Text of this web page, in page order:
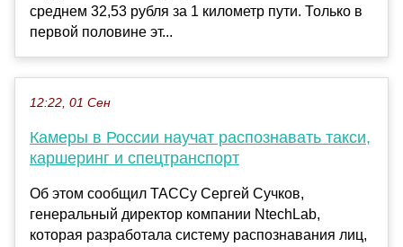
среднем 32,53 рубля за 1 километр пути. Только в
первой половине эт...
12:22, 01 Сен
Камеры в России научат распознавать такси,
каршеринг и спецтранспорт
Об этом сообщил ТАССу Сергей Сучков,
генеральный директор компании NtechLab,
которая разработала систему распознавания лиц,